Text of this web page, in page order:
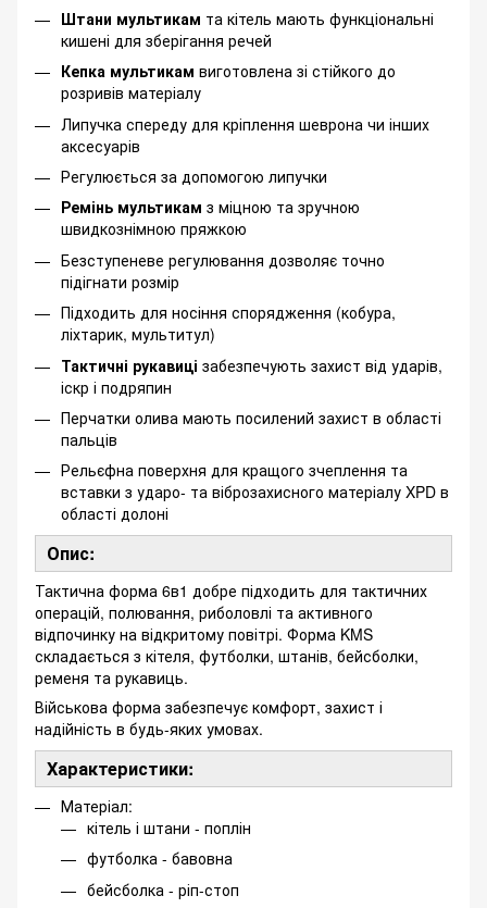
Штани мультикам та кітель мають функціональні
кишені для зберігання речей
Кепка мультикам виготовлена зі стійкого до
розривів матеріалу
Липучка спереду для кріплення шеврона чи інших
аксесуарів
Регулюється за допомогою липучки
Ремінь мультикам з міцною та зручною
швидкознімною пряжкою
Безступеневе регулювання дозволяє точно
підігнати розмір
Підходить для носіння спорядження (кобура,
ліхтарик, мультитул)
Тактичні рукавиці забезпечують захист від ударів,
іскр і подряпин
Перчатки олива мають посилений захист в області
пальців
Рельєфна поверхня для кращого зчеплення та
вставки з ударо- та віброзахисного матеріалу XPD в
області долоні
Опис:
Тактична форма 6в1 добре підходить для тактичних
операцій, полювання, риболовлі та активного
відпочинку на відкритому повітрі. Форма KMS
складається з кітеля, футболки, штанів, бейсболки,
ременя та рукавиць.
Військова форма забезпечує комфорт, захист і
надійність в будь-яких умовах.
Характеристики:
Матеріал:
кітель і штани - поплін
футболка - бавовна
бейсболка - ріп-стоп